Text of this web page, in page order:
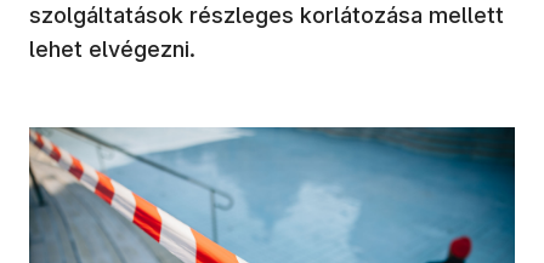
szolgáltatások részleges korlátozása mellett
lehet elvégezni.